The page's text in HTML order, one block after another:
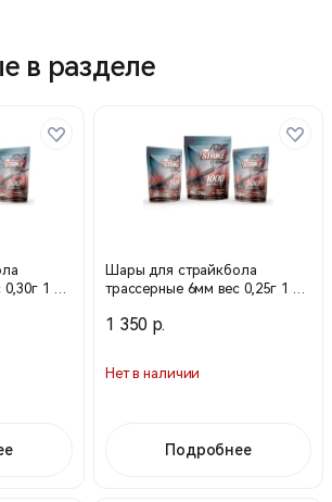
в разделе
1 кг
Шары для страйкбола
трассерные 6мм вес 0,25г 1 кг
1 350 р.
Нет в наличии
Подробнее